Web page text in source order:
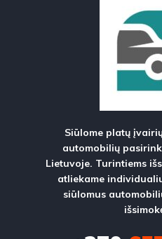
Siūlome platų
automobilių
Lietuvoje. Turintiems
atliekame
siūlomus